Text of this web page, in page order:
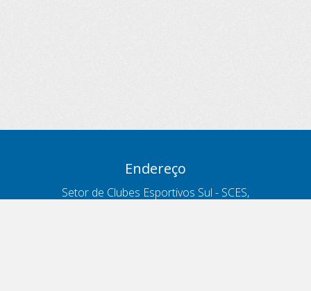
Endereço
Setor de Clubes Esportivos Sul - SCES,